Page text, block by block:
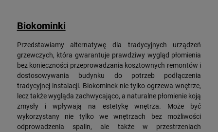
Biokominki
Przedstawiamy alternatywę dla tradycyjnych urządzeń
grzewczych, która gwarantuje prawdziwy wygląd płomienia
bez konieczności przeprowadzania kosztownych remontów i
dostosowywania budynku do potrzeb podłączenia
tradycyjnej instalacji. Biokominek nie tylko ogrzewa wnętrze,
lecz także wygląda zachwycająco, a naturalne płomienie koją
zmysły i wpływają na estetykę wnętrza. Może być
wykorzystany nie tylko we wnętrzach bez możliwości
odprowadzenia spalin, ale także w przestrzeniach